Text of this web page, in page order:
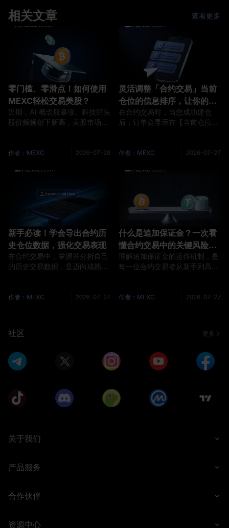
证实Coldcard的问题导致了这些
相关文章 查看更多
零门槛、零滑点！如何使用
MEXC轻松交易美股？
近期，AI 概念股暴涨、科技巨头
股价频频创下新高，美股市场再
直接进入传统美股市场的复杂手
市场需求，MEXC 适时推出美股
易页面，让加密用户能够轻松参
与美股投资，享受全球顶级股票
的红利。MEXC美股合约的差异
化定位MEXC 美股永续合约凭借
以下核心优势，构建了独特的差
异化竞争力：1）低门槛
作者：MEXC 2026-07-28
灵活调整「合约交易」当前
仓位的信息排序，让你的交
易更加顺利
在合约交易时，当您成功建仓
后，订单会显示在【当前仓位】
价、合理价格、预估强平价、保
亏、已实现盈亏、市价全平、止
据信息和操作按钮。由于信息比
较多，因此在显示时会出现显示
不完全的情况，需要您手动左右
滑动进行查看。为了满足不同用
户的使用习惯，MEXC 上线了当
前仓位信息排序的功能，您可以
根据自己
作者：MEXC 2026-07-27
新手必读！学会导出合约历
史仓位数据，强化交易表现
在合约交易中，掌握并分析自己
的历史交易数据，是迈向成熟交
能，为加密货币交易者提供更高
&BTNURL=https://www.mexc.
com/zh-
么是合约历史仓位数据？合约历
史仓位数据通常指的是交易用户
据。这些
作者：MEXC 2026-07-27
什么是追加保证金？一次看
懂合约交易中的关键风险管
理机制
理解追加保证金的运作机制，是
每一位合约交易者从新手到高手
号，提醒交易者必须立即采取措
行情不利导致仓位保证金不足以
外注入资金来维持仓位，避免触
发强制平仓。追加保证金的目的
潜在亏损，防止用户头寸
作者：MEXC 2026-07-27
社区 更多
关于我们
产品服务
合作伙伴
资源中心